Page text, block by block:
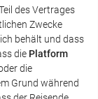
des Vertrages
Zwecke
behält und dass
die Platform
die
Grund während